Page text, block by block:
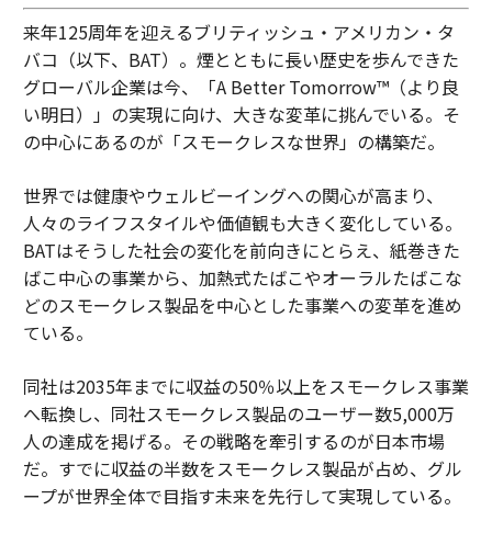
来年125周年を迎えるブリティッシュ・アメリカン・タ
バコ（以下、BAT）。煙とともに長い歴史を歩んできた
グローバル企業は今、「A Better Tomorrow™（より良
い明日）」の実現に向け、大きな変革に挑んでいる。そ
の中心にあるのが「スモークレスな世界」の構築だ。
世界では健康やウェルビーイングへの関心が高まり、
人々のライフスタイルや価値観も大きく変化している。
BATはそうした社会の変化を前向きにとらえ、紙巻きた
ばこ中心の事業から、加熱式たばこやオーラルたばこな
どのスモークレス製品を中心とした事業への変革を進め
ている。
同社は2035年までに収益の50％以上をスモークレス事業
へ転換し、同社スモークレス製品のユーザー数5,000万
人の達成を掲げる。その戦略を牽引するのが日本市場
だ。すでに収益の半数をスモークレス製品が占め、グル
ープが世界全体で目指す未来を先行して実現している。